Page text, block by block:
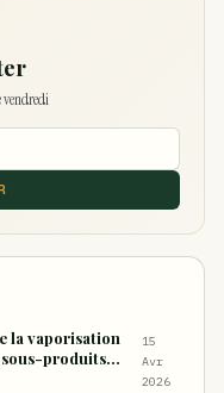
vendredi
la vaporisation
sous-produits
15
Avr
2026